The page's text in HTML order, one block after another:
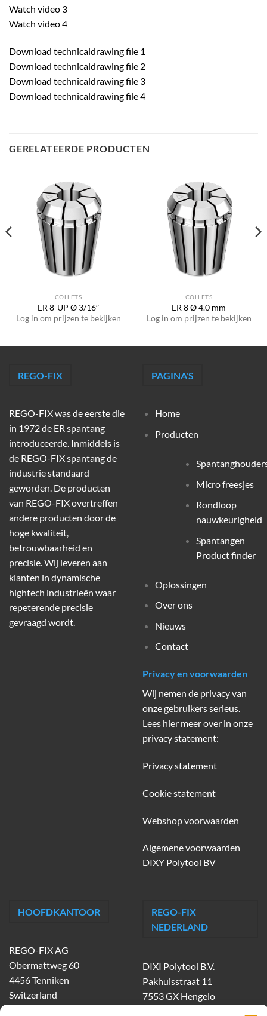
Watch video 3
Watch video 4
Download technicaldrawing file 1
Download technicaldrawing file 2
Download technicaldrawing file 3
Download technicaldrawing file 4
GERELATEERDE PRODUCTEN
COLLETS
ER 8-UP Ø 3/16″
Log in om prijzen te bekijken
COLLETS
ER 8 Ø 4.0 mm
Log in om prijzen te bekijken
REGO-FIX
REGO-FIX was de eerste die
in 1972 de ER spantang
introduceerde. Inmiddels is
de REGO-FIX spantang de
industrie standaard
geworden. De producten
van REGO-FIX overtreffen
andere producten door de
hoge kwaliteit,
betrouwbaarheid en
precisie. Wij leveren aan
klanten in dynamische
hightech industrieën waar
repeterende precisie
gevraagd wordt.
PAGINA'S
Home
Producten
Micro freesjes
Rondloop
nauwkeurigheid
Spantangen
Product finder
Oplossingen
Over ons
Nieuws
Contact
Privacy en voorwaarden
Wij nemen de privacy van
onze gebruikers serieus.
Lees hier meer over in onze
privacy statement:
Privacy statement
Cookie statement
Webshop voorwaarden
Algemene voorwaarden
DIXY Polytool BV
HOOFDKANTOOR
REGO-FIX AG
Obermattweg 60
4456 Tenniken
Switzerland
REGO-FIX
NEDERLAND
DIXI Polytool B.V.
Pakhuisstraat 11
7553 GX Hengelo